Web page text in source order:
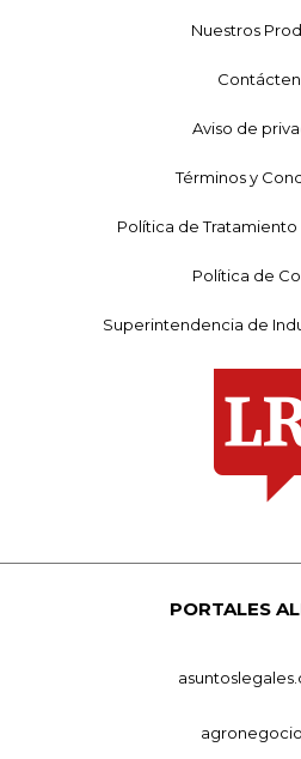
Nuestros
Aviso de
Términos y
Política de
Política de
Superintendencia de
PORTALES